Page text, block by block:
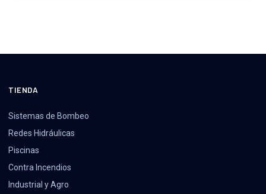
TIENDA
Sistemas de Bombeo
Redes Hidráulicas
Piscinas
Contra Incendios
Industrial y Agro